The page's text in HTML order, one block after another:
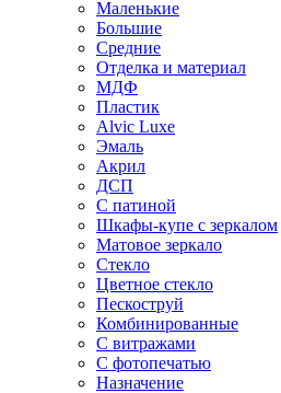
Маленькие
Большие
Средние
Отделка и материал
МДФ
Пластик
Alvic Luxe
Эмаль
Акрил
ДСП
С патиной
Шкафы-купе с зеркалом
Матовое зеркало
Стекло
Цветное стекло
Пескоструй
Комбинированные
С витражами
С фотопечатью
Назначение